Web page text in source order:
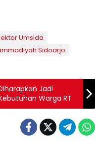
Umsida
Sidoarjo
Jadi
Warga RT